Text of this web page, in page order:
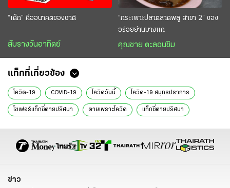
“เด็ก” คืออนาคตของชาติ
สับรางวันอาทิตย์
“กระเพาะปลาตลาดพลู สาขา 2” ของ
อร่อยย่านบางแค
คุณชาย ตะลอนชิม
แท็กที่เกี่ยวข้อง
โควิด-19 COVID-19 โควิดวันนี้ โควิด-19 สมุทรปราการ
โชเฟอร์แท็กซี่ตายปริศนา ตายเพราะโควิด แท็กซี่ตายปริศนา
ข่าว